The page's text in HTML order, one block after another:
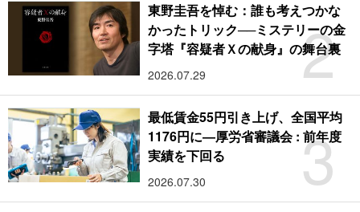
2
東野圭吾を悼む：誰も考えつかな
かったトリック──ミステリーの金
字塔『容疑者Ｘの献身』の舞台裏
2026.07.29
3
最低賃金55円引き上げ、全国平均
1176円に―厚労省審議会 : 前年度
実績を下回る
2026.07.30